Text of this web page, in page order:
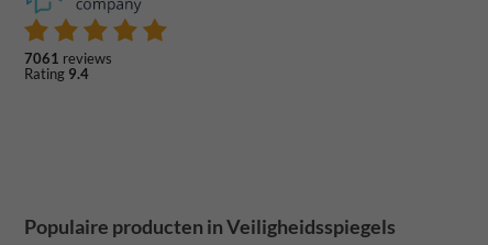
7061 reviews
Rating 9.4
Populaire producten in Veiligheidsspiegels